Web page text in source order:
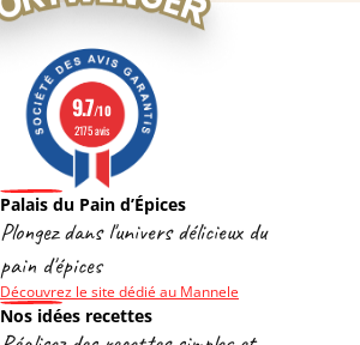
Palais du Pain d’Épices
Plongez dans l'univers délicieux du
pain d'épices
Découvrez le site dédié au Mannele
9.7/10
2175 avis
Nos idées recettes